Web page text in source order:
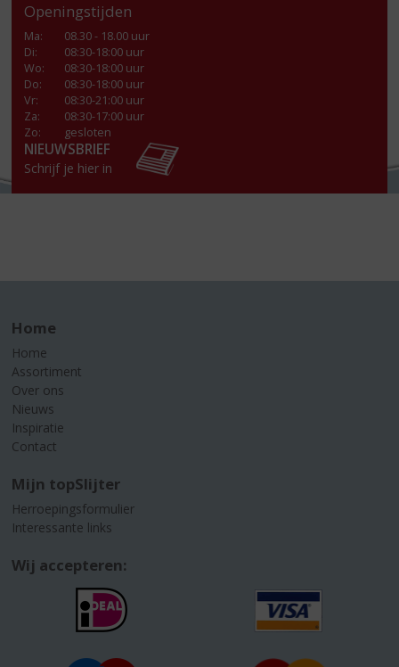
Openingstijden
Ma:
08.30 - 18.00 uur
Di:
08:30-18:00 uur
Wo:
08:30-18:00 uur
Do:
08:30-18:00 uur
Vr:
08:30-21:00 uur
Za:
08:30-17:00 uur
Zo:
gesloten
NIEUWSBRIEF
Schrijf je hier in
Home
Home
Assortiment
Over ons
Nieuws
Inspiratie
Contact
Mijn topSlijter
Herroepingsformulier
Interessante links
Wij accepteren: